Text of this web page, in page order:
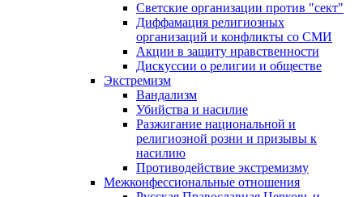
Светские организации против "сект"
Диффамация религиозных
организаций и конфликты со СМИ
Акции в защиту нравственности
Дискуссии о религии и обществе
Экстремизм
Вандализм
Убийства и насилие
Разжигание национальной и
религиозной розни и призывы к
насилию
Противодействие экстремизму
Межконфессиональные отношения